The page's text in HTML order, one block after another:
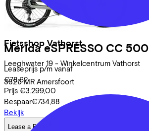
Fietsshop Vathorst
Leeghwater 19 - Winkelcentrum Vathorst
3825 MR Amersfoort
Merida eSPRESSO CC 500
Leaseprijs p/m vanaf
€78,62
Prijs €3.299,00
Bespaar€734,88
Bekijk
Lease a Bike